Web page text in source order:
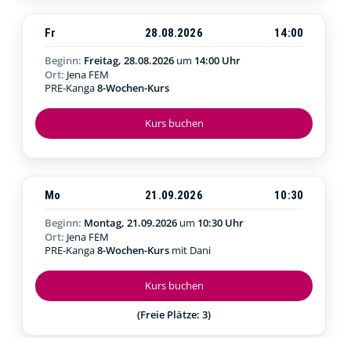
Kurs buchen
Fr 28.08.2026
14:00
Beginn: Freitag, 28.08.2026 um 14:00 Uhr
Ort: Jena FEM
PRE-Kanga8-Wochen-Kurs
Kurs buchen
(Freie Plätze: 3)
Mo 21.09.2026
10:30
Beginn: Montag, 21.09.2026 um 10:30 Uhr
Ort: Jena FEM
PRE-Kanga8-Wochen-Kurs mit Dani